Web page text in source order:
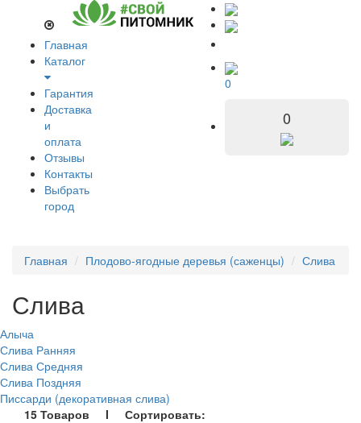
Главная
Каталог
Гарантия
Доставка
и
оплата
Отзывы
Контакты
Выбрать
город
0
0
Главная Плодово-ягодные деревья (саженцы) Слива
Слива
Алыча
Слива Ранняя
Слива Средняя
Слива Поздняя
Писсарди (декоративная слива)
15 Товаров I Сортировать: